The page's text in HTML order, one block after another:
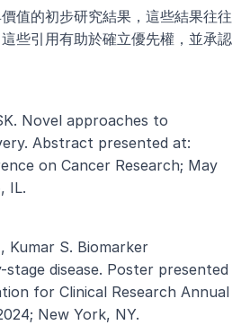
值的初步研究結果，這些結果往往
些引用有助於確立優先權，並承認
Novel approaches to
Abstract presented at:
on Cancer Research; May
IL.
Kumar S. Biomarker
disease. Poster presented
for Clinical Research Annual
New York, NY.